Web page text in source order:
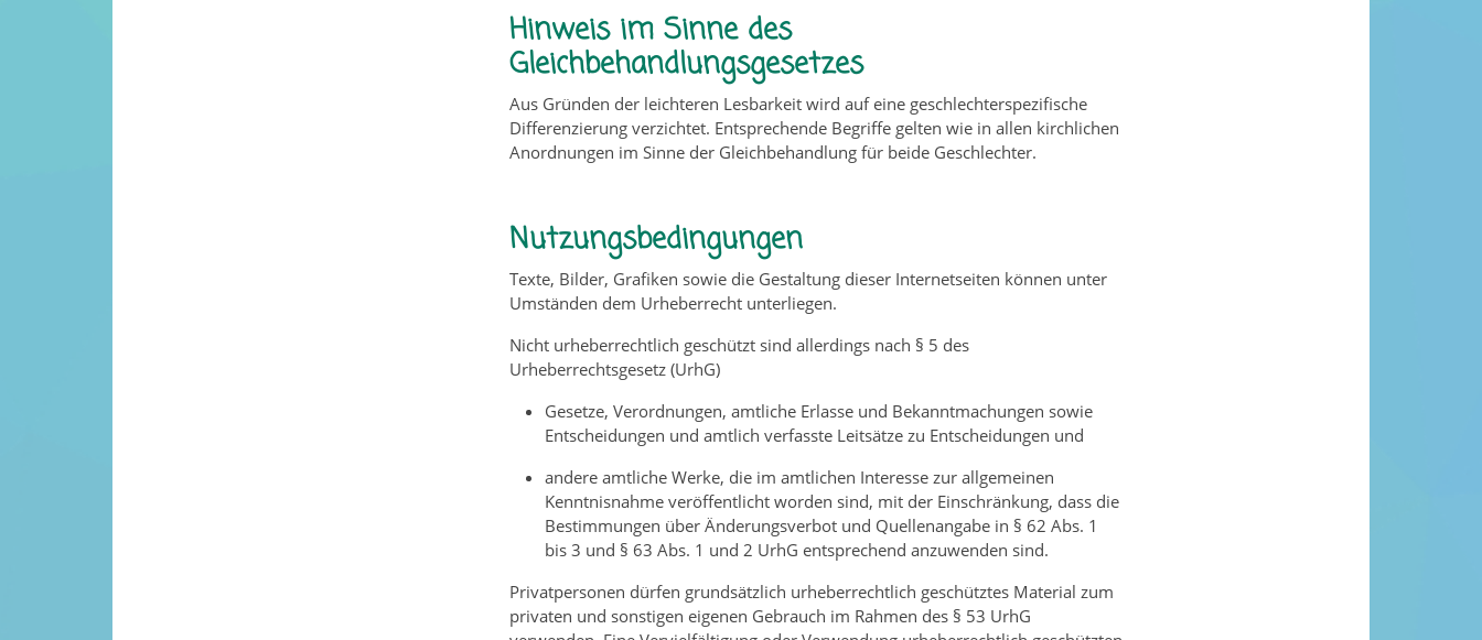
Hinweis im Sinne des
Gleichbehandlungsgesetzes
Aus Gründen der leichteren Lesbarkeit wird auf eine geschlechterspezifische
Differenzierung verzichtet. Entsprechende Begriffe gelten wie in allen kirchlichen
Anordnungen im Sinne der Gleichbehandlung für beide Geschlechter.
Nutzungsbedingungen
Texte, Bilder, Grafiken sowie die Gestaltung dieser Internetseiten können unter
Umständen dem Urheberrecht unterliegen.
Nicht urheberrechtlich geschützt sind allerdings nach § 5 des
Urheberrechtsgesetz (UrhG)
Gesetze, Verordnungen, amtliche Erlasse und Bekanntmachungen sowie
Entscheidungen und amtlich verfasste Leitsätze zu Entscheidungen und
andere amtliche Werke, die im amtlichen Interesse zur allgemeinen
Kenntnisnahme veröffentlicht worden sind, mit der Einschränkung, dass die
Bestimmungen über Änderungsverbot und Quellenangabe in § 62 Abs. 1
bis 3 und § 63 Abs. 1 und 2 UrhG entsprechend anzuwenden sind.
Privatpersonen dürfen grundsätzlich urheberrechtlich geschütztes Material zum
privaten und sonstigen eigenen Gebrauch im Rahmen des § 53 UrhG